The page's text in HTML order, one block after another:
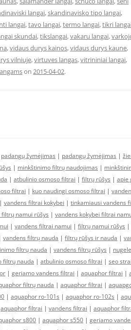
langai,skandinavisko tipo langai,
langai,tavo langai,termo langai,tikri
skundai,tikslangai,vakaru langai,
,vidaus durys kainos,vidaus durys kaune,
vilniuje,virtuves langas,vitrininiai langai,
on 2015-04-02.
padangų žymėjimas | padangų žymėjimas |
| minkštinimo filtrų naudojimas |
| atbulinio osmoso filtrai | filtrų rūšys | apie
filtrai | kuo naudingi osmoso filtrai |
| vandens filtrai kokybei | tinkamiausi vandens
filtrų namui rūšys | vandens kokybei filtrai
| vandens filtrai namui | filtrų namui rūšys |
vandens filtrų nauda | filtrų rūšys ir nauda |
filtrų nauda | vandens filtrų rūšys |
filtrų nauda | atbulinio osmoso filtrai | seo
| geriamo vandens filtrai | aquaphor filtrai |
filtrų nauda | aquaphor filtrai |
| aquaphor ro-101s | aquaphor ro-102s |
aquaphor filtrai | vandens filtrai | aquaphor
s800 | aquaphor s550 | geriamo